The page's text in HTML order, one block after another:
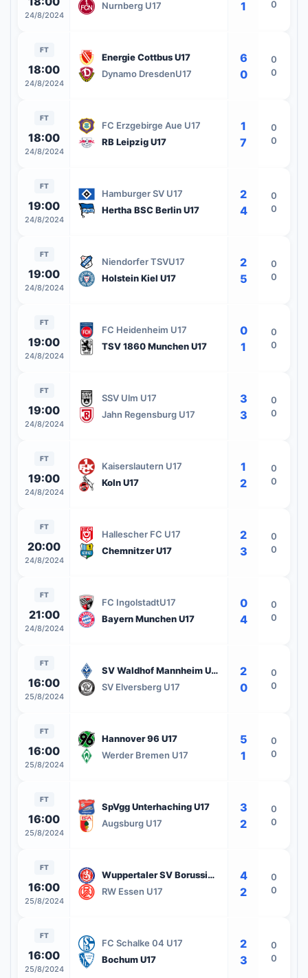
24/8/2024
Nurnberg U17 1 0
FT
18:00
24/8/2024
Energie Cottbus U17
Dynamo DresdenU17
6
0
0
0
FT
18:00
24/8/2024
FC Erzgebirge Aue U17
RB Leipzig U17
1
7
0
0
FT
19:00
24/8/2024
Hamburger SV U17
Hertha BSC Berlin U17
2
4
0
0
FT
19:00
24/8/2024
Niendorfer TSVU17
Holstein Kiel U17
2
5
0
0
FT
19:00
24/8/2024
FC Heidenheim U17
TSV 1860 Munchen U17
0
1
0
0
FT
19:00
24/8/2024
SSV Ulm U17
Jahn Regensburg U17
3
3
0
0
FT
19:00
24/8/2024
Kaiserslautern U17
Koln U17
1
2
0
0
FT
20:00
24/8/2024
Hallescher FC U17
Chemnitzer U17
2
3
0
0
FT
21:00
24/8/2024
FC IngolstadtU17
Bayern Munchen U17
0
4
0
0
FT
16:00
25/8/2024
SV Waldhof Mannheim U17
SV Elversberg U17
2
0
0
0
FT
16:00
25/8/2024
Hannover 96 U17
Werder Bremen U17
5
1
0
0
FT
16:00
25/8/2024
SpVgg Unterhaching U17
Augsburg U17
3
2
0
0
FT
16:00
25/8/2024
Wuppertaler SV Borussia U17
RW Essen U17
4
2
0
0
FT
16:00
25/8/2024
FC Schalke 04 U17
Bochum U17
2
3
0
0